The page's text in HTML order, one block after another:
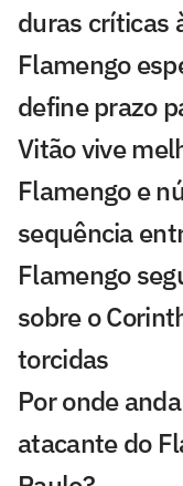
duras críticas
Flamengo
define prazo
Vitão vive
Flamengo e
sequência
Flamengo
sobre o
torcidas
Por onde
atacante do